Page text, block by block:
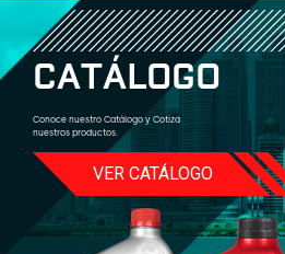
CATÁLOGO
Conoce nuestro Catálogo y Cotiza
nuestros productos.
VER CATÁLOGO